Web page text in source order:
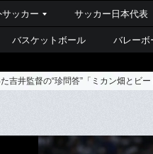
サッカー サッカー日本代表
バスケットボール バレーボ
吉井監督の“珍問答”「ミカン畑とビ